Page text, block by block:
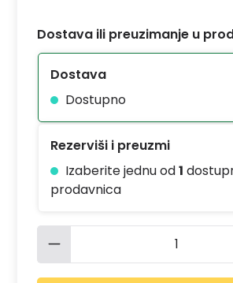
Dostava ili preuzimanje u
Dostava
Dostupno
Rezerviši i preuzmi
Izaberite jednu od1
prodavnica
Količina proizvoda: